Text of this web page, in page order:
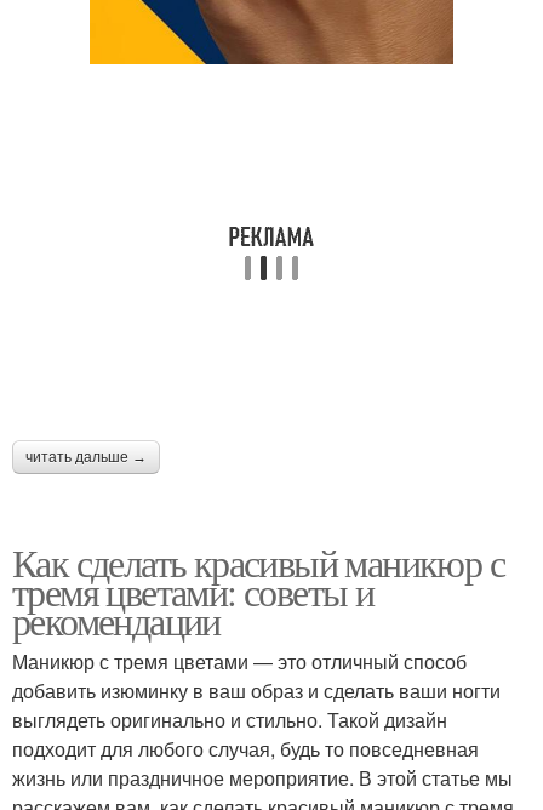
читать дальше →
Как сделать красивый маникюр с
тремя цветами: советы и
рекомендации
Маникюр с тремя цветами — это отличный способ
добавить изюминку в ваш образ и сделать ваши ногти
выглядеть оригинально и стильно. Такой дизайн
подходит для любого случая, будь то повседневная
жизнь или праздничное мероприятие. В этой статье мы